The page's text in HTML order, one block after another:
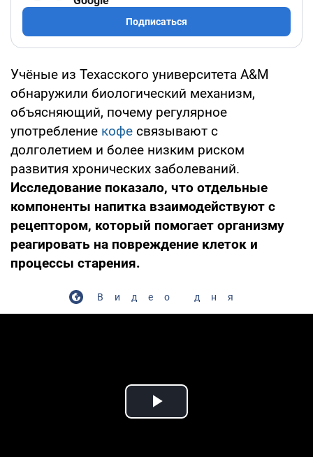
Подписаться
Учёные из Техасского университета A&M
обнаружили биологический механизм,
объясняющий, почему регулярное
употребление кофе связывают с
долголетием и более низким риском
развития хронических заболеваний.
Исследование показало, что отдельные
компоненты напитка взаимодействуют с
рецептором, который помогает организму
реагировать на повреждение клеток и
процессы старения.
Видео дня
Play Video